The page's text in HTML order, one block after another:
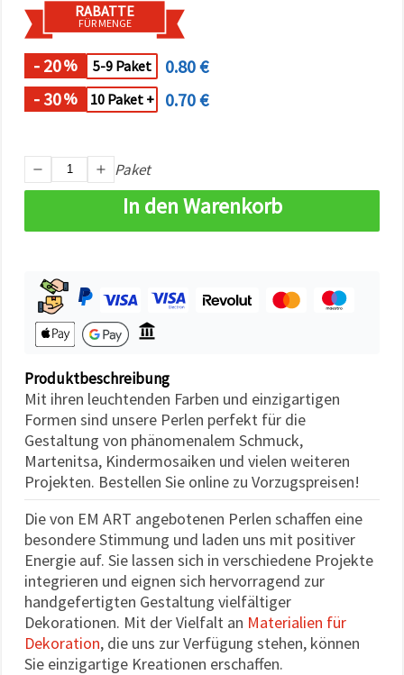
den
Einstellungen
individuell
festlegen.
Einwilligung
können Sie
jederzeit
widerrufen.
Impressum
Datenschutzerklärung
akzeptieren
Cookie-
Einstellungen
RABATTE
FÜR MENGE
- 20% 5-9 Paket
0.80 €
- 30% 10 Paket + 0.70 €
Paket
In den Warenkorb
Produktbeschreibung
Mit ihren leuchtenden Farben und einzigartigen
Formen sind unsere Perlen perfekt für die
Gestaltung von phänomenalem Schmuck,
Martenitsa, Kindermosaiken und vielen weiteren
Projekten. Bestellen Sie online zu Vorzugspreisen!
Die von EM ART angebotenen Perlen schaffen eine
besondere Stimmung und laden uns mit positiver
Energie auf. Sie lassen sich in verschiedene Projekte
integrieren und eignen sich hervorragend zur
handgefertigten Gestaltung vielfältiger
Dekorationen. Mit der Vielfalt an Materialien für
Dekoration, die uns zur Verfügung stehen, können
Sie einzigartige Kreationen erschaffen.